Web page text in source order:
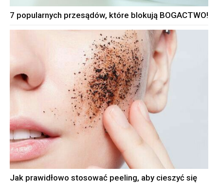
7 popularnych przesądów, które blokują BOGACTWO!
Jak prawidłowo stosować peeling, aby cieszyć się